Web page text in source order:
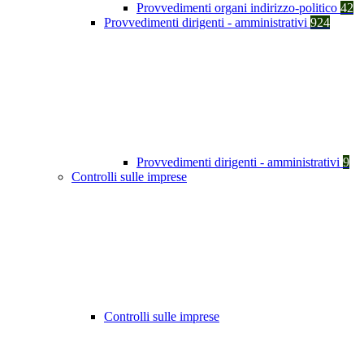
Provvedimenti organi indirizzo-politico 42
Provvedimenti dirigenti - amministrativi 924
Provvedimenti dirigenti - amministrativi 9
Controlli sulle imprese
Controlli sulle imprese